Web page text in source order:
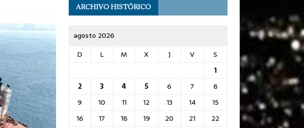
ARCHIVO HISTÓRICO
agosto 2026
D
L M X J V
S
1
2
3 4 5 6 7
8
9
10 11 12 13 14
15
16
17 18 19 20 21
22